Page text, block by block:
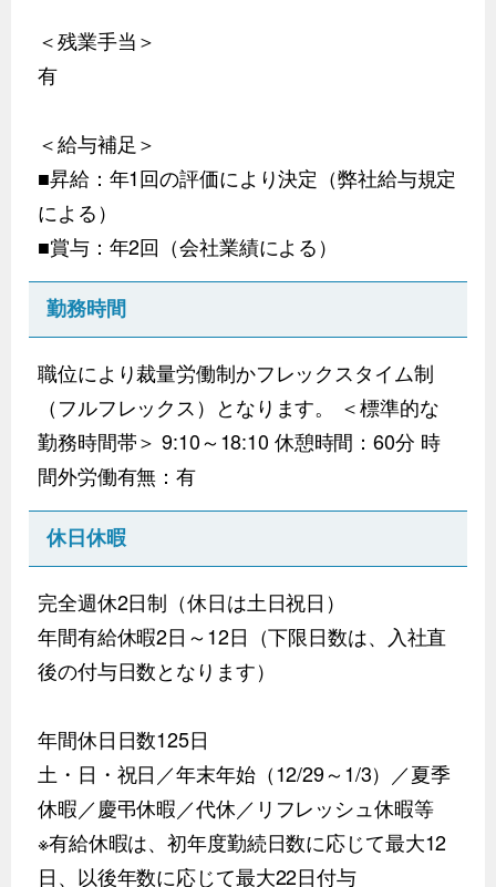
＜残業手当＞
有
＜給与補足＞
■昇給：年1回の評価により決定（弊社給与規定
による）
■賞与：年2回（会社業績による）
勤務時間
職位により裁量労働制かフレックスタイム制
（フルフレックス）となります。 ＜標準的な
勤務時間帯＞ 9:10～18:10 休憩時間：60分 時
間外労働有無：有
休日休暇
完全週休2日制（休日は土日祝日）
年間有給休暇2日～12日（下限日数は、入社直
後の付与日数となります）
年間休日日数125日
土・日・祝日／年末年始（12/29～1/3）／夏季
休暇／慶弔休暇／代休／リフレッシュ休暇等
※有給休暇は、初年度勤続日数に応じて最大12
日、以後年数に応じて最大22日付与